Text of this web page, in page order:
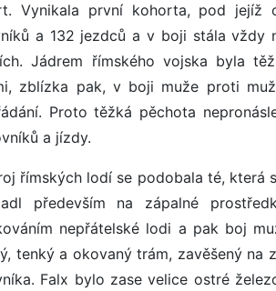
Vynikala první kohorta, pod jejíž
a 132 jezdců a v boji stála vždy
Jádrem římského vojska byla
zblízka pak, v boji muže proti
Proto těžká pěchota
a jízdy.
římských lodí se podobala té, která
především na zápalné
nepřátelské lodi a pak boj
tenký a okovaný trám, zavěšený na
Falx bylo zase velice ostré